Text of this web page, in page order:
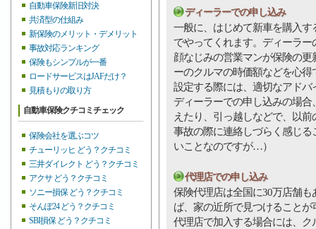
自動車保険新旧対決
共済型の仕組み
新保険のメリット・デメリット
事故対応ランキング
保険もシンプルが一番
ロードサービスはJAFだけ？
見積もりの取り方
自動車保険クチコミチェック
保険会社を選ぶコツ
チューリッヒ どう？クチコミ
三井ダイレクト どう？クチコミ
アクサ どう？クチコミ
ソニー損保 どう？クチコミ
そんぽ24 どう？クチコミ
SBI損保 どう？クチコミ
ディーラーでの申し込み
一般に、はじめて新車を購入
でやってくれます。ディーラ
顔なじみの営業マンが保険の
ーのクルマの時価額などを心
設定する際には、適切なアド
ディーラーでの申し込みの場
えたり、引っ越しなどで、以
事故の際に連絡しづらく感じ
いことなのですが…）
代理店での申し込み
保険代理店は全国に30万店舗
ば、家の近所で見つけることが
代理店で加入する場合には、